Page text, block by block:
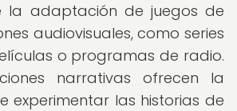
la adaptación de juegos de
audiovisuales, como series
o programas de radio.
narrativas ofrecen la
experimentar las historias de